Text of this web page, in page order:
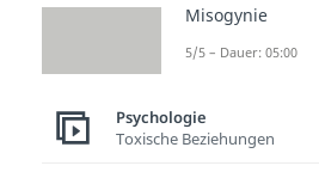
Eindruck
groß und
Frauen gehen
vor und die
den ersten Blick
Misogynie
5/5 – Dauer: 05:00
Psychologie
Toxische Beziehungen